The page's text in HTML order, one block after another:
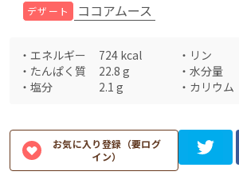
デザート ココアムース
・ エネルギー 724 kcal ・ リン
・ たんぱく質 22.8 g ・ 水分量
・ 塩分 2.1 g ・ カリウム
お気に入り登録（要ログ
イン）